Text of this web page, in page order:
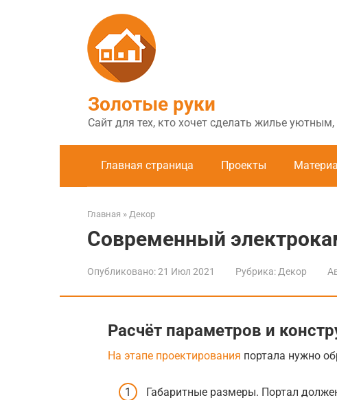
Золотые руки
Сайт для тех, кто хочет сделать жилье
Главная страница Проекты
Главная » Декор
Современный
Опубликовано:21 Июл 2021 Рубрика: Декор
Расчёт параметров и
На этапе проектирования портала нужно
Габаритные размеры. Портал